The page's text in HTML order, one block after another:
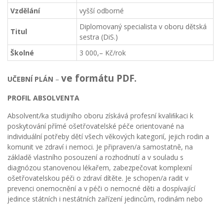
Vzdělání
vyšší odborné
Titul
Diplomovaný specialista v oboru dětská
sestra (DiS.)
Školné
3 000,– Kč/rok
UČEBNÍ PLÁN – ve formátu PDF.
PROFIL ABSOLVENTA
Absolvent/ka studijního oboru získává profesní kvaliﬁkaci k
poskytování přímé ošetřovatelské péče orientované na
individuální potřeby dětí všech věkových kategorií, jejich rodin a
komunit ve zdraví i nemoci. Je připraven/a samostatně, na
základě vlastního posouzení a rozhodnutí a v souladu s
diagnózou stanovenou lékařem, zabezpečovat komplexní
ošetřovatelskou péči o zdraví dítěte. Je schopen/a radit v
prevenci onemocnění a v péči o nemocné děti a dospívající
jedince státních i nestátních zařízení jedincům, rodinám nebo